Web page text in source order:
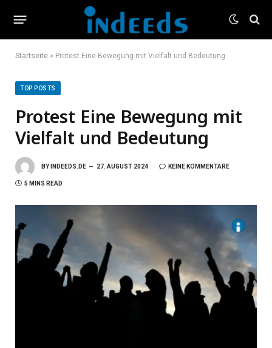
Startseite » Protest Eine Bewegung mit Vielfalt und Bedeutung
TOP POSTS
Protest Eine Bewegung mit
Vielfalt und Bedeutung
BY INDEEDS.DE 27. AUGUST 2024 KEINE KOMMENTARE
5 MINS READ